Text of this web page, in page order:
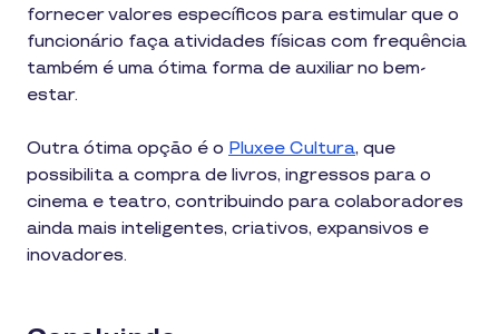
fornecer valores específicos para estimular que o
funcionário faça atividades físicas com frequência
também é uma ótima forma de auxiliar no bem-
estar.
Outra ótima opção é o Pluxee Cultura, que
possibilita a compra de livros, ingressos para o
cinema e teatro, contribuindo para colaboradores
ainda mais inteligentes, criativos, expansivos e
inovadores.